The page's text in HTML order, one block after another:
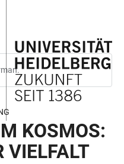
KOSMOS:
VIELFALT